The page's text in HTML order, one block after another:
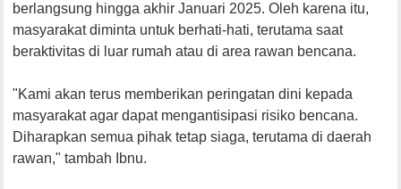
berlangsung hingga akhir Januari 2025. Oleh karena itu,
masyarakat diminta untuk berhati-hati, terutama saat
beraktivitas di luar rumah atau di area rawan bencana.
"Kami akan terus memberikan peringatan dini kepada
masyarakat agar dapat mengantisipasi risiko bencana.
Diharapkan semua pihak tetap siaga, terutama di daerah
rawan," tambah Ibnu.